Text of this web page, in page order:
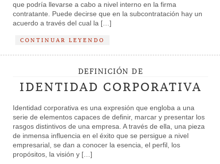
que podría llevarse a cabo a nivel interno en la firma
contratante. Puede decirse que en la subcontratación hay un
acuerdo a través del cual la […]
CONTINUAR LEYENDO
DEFINICIÓN DE
IDENTIDAD CORPORATIVA
Identidad corporativa es una expresión que engloba a una
serie de elementos capaces de definir, marcar y presentar los
rasgos distintivos de una empresa. A través de ella, una pieza
de inmensa influencia en el éxito que se persigue a nivel
empresarial, se dan a conocer la esencia, el perfil, los
propósitos, la visión y […]